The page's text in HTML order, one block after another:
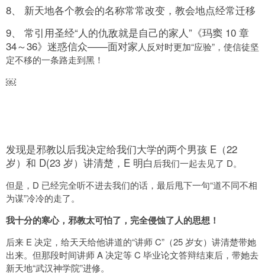
8、 新天地各个教会的名称常常改变，教会地点经常迁移
9、 常引用圣经“人的仇敌就是自己的家人”《玛窦 10 章
34～36》迷惑信众——面对家人反对时更加“应验”，使信徒坚
定不移的一条路走到黑！
￼
发现是邪教以后我决定给我们大学的两个男孩 E（22
岁）和 D(23 岁）讲清楚，E 明白 后我们一起去见了 D。
但是，D 已经完全听不进去我们的话，最后甩下一句“道不同不相
为谋”冷冷的走了。
我十分的寒心，邪教太可怕了，完全侵蚀了人的思想！
后来 E 决定，给天天给他讲道的“讲师 C”（25 岁女）讲清楚带她
出来。但那段时间讲师 A 决定等 C 毕业论文答辩结束后，带她去
新天地“武汉神学院”进修。